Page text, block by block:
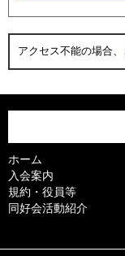
アクセス不能の場合、
ホーム
入会案内
規約・役員等
同好会活動紹介